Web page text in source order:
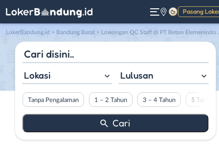
Pasang
Gelap
LokerBandung.id > Bandung Barat > Lowongan QC Staff di PT Beton Elemenindo Perkasa
Lokasi Lulusan
Tanpa Pengalaman 1 – 2 Tahun 3 – 4 Tahun 5 Tahun